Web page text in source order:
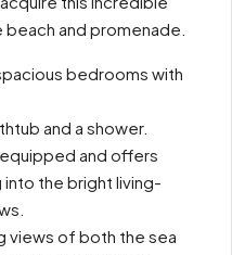
and promenade.
bedrooms with
and a shower.
and offers
the bright living-
views of both the sea